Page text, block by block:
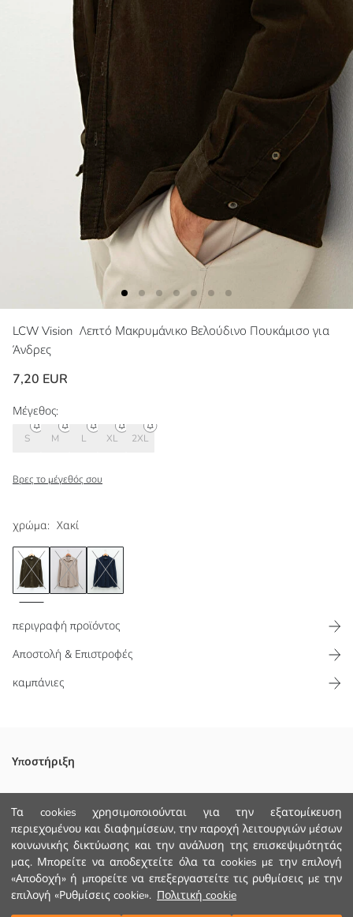
Τα cookies χρησιμοποιούνται για την εξατομίκευση
περιεχομένου και διαφημίσεων, την παροχή λειτουργιών μέσων
κοινωνικής δικτύωσης και την ανάλυση της επισκεψιμότητάς
μας. Μπορείτε να αποδεχτείτε όλα τα cookies με την επιλογή
«Αποδοχή» ή μπορείτε να επεξεργαστείτε τις ρυθμίσεις με την
επιλογή «Ρυθμίσεις cookie». Πολιτική cookie
LCW Vision Λεπτό Μακρυμάνικο Βελούδινο Πουκάμισο για
Άνδρες
7,20 EUR
χρώμα: Χακί
Μέγεθος:
S M L XL 2XL
Βρες το μέγεθός σου
περιγραφή προϊόντος
Αποστολή & Επιστροφές
καμπάνιες
Βελούδινο ύφασμα
Κυριο Υφασμα:
Χώρα προέλευσης:
Πωλητής:
Υπο-μάρκα:
Φύλο:
Υποστήριξη
Φόρμα Επικοινωνίας
+30 2102201080
ΒΟΗΘΕΙΑ